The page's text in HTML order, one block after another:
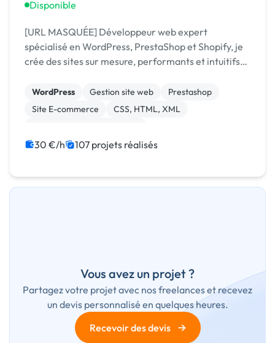
Disponible
[URL MASQUÉE] Développeur web expert
spécialisé en WordPress, PrestaShop et Shopify, je
crée des sites sur mesure, performants et intuitifs
WordPress Gestion site web
Prestashop
Site E-commerce
CSS, HTML, XML
Création de site internet
WooCommerce
30 €/h 107 projets réalisés
Vous avez un projet ?
Partagez votre projet avec nos freelances et recevez
un devis personnalisé en quelques heures.
Recevoir des devis
→